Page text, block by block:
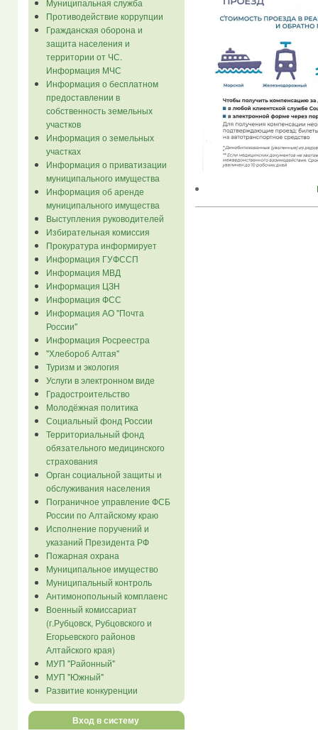
Муниципальная служба
Противодействие коррупции
Гражданская оборона и
защита населения и
территории от ЧС.
Информация МЧС
Информация о бесплатном
предоставлении в
собственность земельных
участков
Информация о земельных
участках
Информация о приватизации
муниципального имущества
Информация об аренде
муниципального имущества
Выступления руководителей
Избирательная комиссия
Прокуратура информирует
Информация ГУФССП
Информация МВД
Информация ЦЗН
Информация ФСС
Информация АО "Почта
России"
Информация Росреестра
"Хлебороб Алтая"
Туризм и экология
Услуги в электронном виде
Градостроительство
Молодёжная политика
Социальный фонд России
Территориальный фонд
обязательного медицинского
страхования
Орган социальной защиты и
обслуживания населения
Пограничное управление ФСБ
России по Алтайскому краю
Исполнение поручений и
указаний Президента РФ
Пожарная охрана
Муниципальное имущество
Муниципальный контроль
Антимонопольный комплаенс
Военный комиссариат
(г.Рубцовск, Рубцовского и
Егорьевского районов
Алтайского края)
МУП "Районный"
МУП "Южный"
Развитие конкуренции
Вход в систему